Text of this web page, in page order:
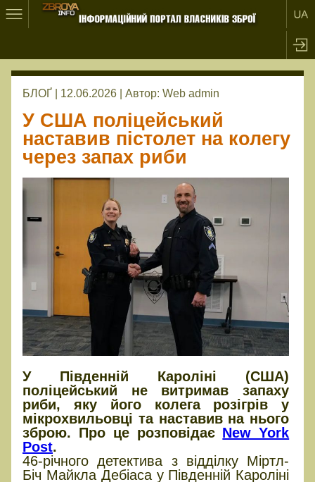
БЛОҐ | 12.06.2026 | Автор: Web admin
У США поліцейський
наставив пістолет на колегу
через запах риби
У Південній Кароліні (США)
поліцейський не витримав запаху
риби, яку його колега розігрів у
мікрохвильовці та наставив на нього
зброю. Про це розповідає New York
Post.
46-річного детектива з відділку Міртл-
Біч Майкла Дебіаса у Південній Кароліні